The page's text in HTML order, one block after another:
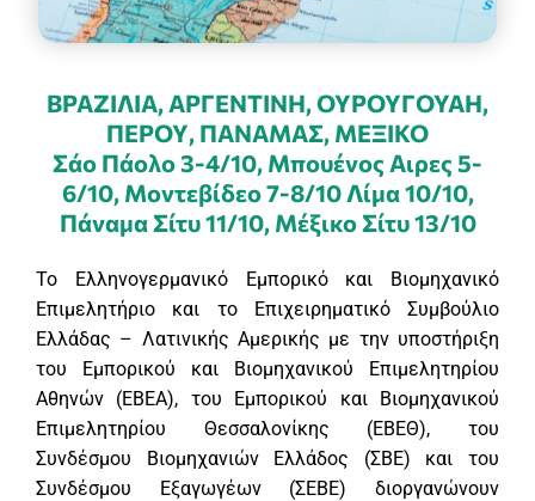
ΒΡΑΖΙΛΙΑ, ΑΡΓΕΝΤΙΝΗ, ΟΥΡΟΥΓΟΥΑΗ,
ΠΕΡΟΥ, ΠΑΝΑΜΑΣ, ΜΕΞΙΚΟ
Σάο Πάολο 3-4/10, Μπουένος Αιρες 5-
6/10, Μοντεβίδεο 7-8/10 Λίμα 10/10,
Πάναμα Σίτυ 11/10, Μέξικο Σίτυ 13/10
Το Ελληνογερμανικό Εμπορικό και Βιομηχανικό
Επιμελητήριο και το Επιχειρηματικό Συμβούλιο
Ελλάδας – Λατινικής Αμερικής με την υποστήριξη
του Εμπορικού και Βιομηχανικού Επιμελητηρίου
Αθηνών (ΕΒΕΑ), του Εμπορικού και Βιομηχανικού
Επιμελητηρίου Θεσσαλονίκης (ΕΒΕΘ), του
Συνδέσμου Βιομηχανιών Ελλάδος (ΣΒΕ) και του
Συνδέσμου Εξαγωγέων (ΣΕΒΕ) διοργανώνουν